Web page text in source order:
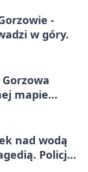
-
w góry.
mapie
nad wodą
Policja